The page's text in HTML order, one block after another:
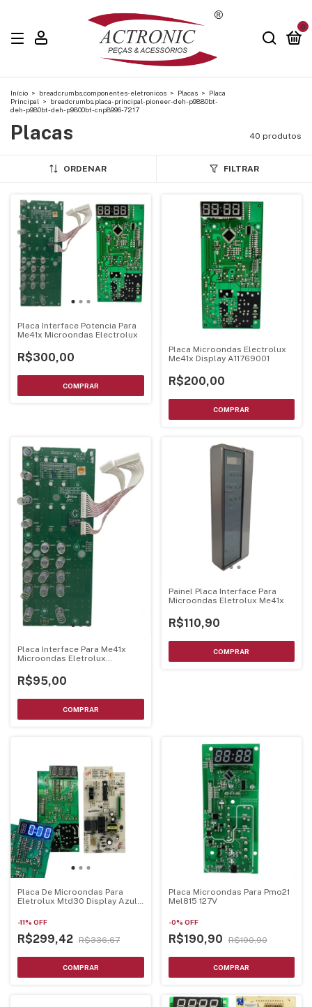
0
Início > breadcrumbs.componentes-eletronicos > Placas > Placa
Principal > breadcrumbs.placa-principal-pioneer-deh-p9880bt-
deh-p980bt-deh-p9800bt-cnp8996-7217
Placas 40 produtos
ORDENAR FILTRAR
Placa Interface Potencia Para
Me41x Microondas Electrolux
R$300,00
Placa Microondas Electrolux
Me41x Display A11769001
R$200,00
Placa Interface Para Me41x
Microondas Eletrolux
R$95,00
Painel Placa Interface Para
Microondas Eletrolux Me41x
R$110,90
Placa De Microondas Para
Eletrolux Mtd30 Display Azul
-11% OFF
R$299,42 R$336,67
Placa Microondas Para Pmo21
Mel815 127V
-0% OFF
R$190,90 R$190,90